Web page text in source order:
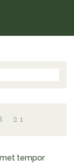
1
tempor